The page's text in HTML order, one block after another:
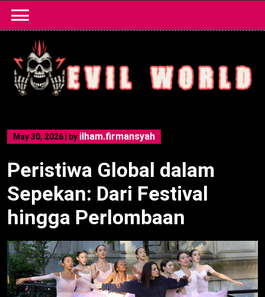
content
May 30, 2026 by ilham.firmansyah
Peristiwa Global dalam
Sepekan: Dari Festival
hingga Perlombaan